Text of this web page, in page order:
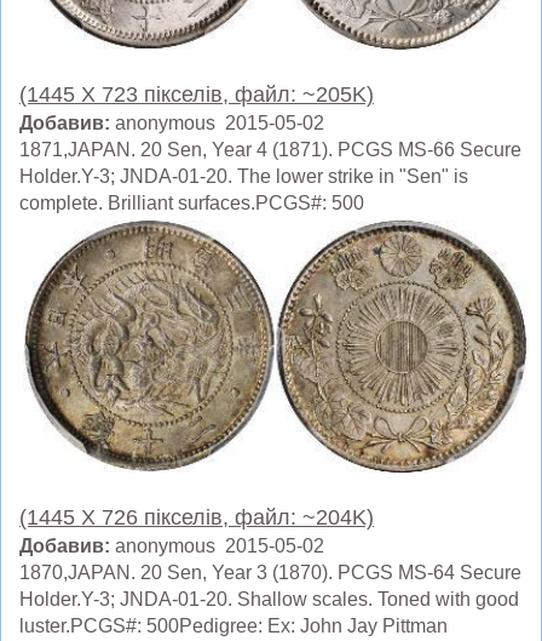
(1445 X 723 пікселів, файл: ~205K)
Добавив: anonymous 2015-05-02
1871,JAPAN. 20 Sen, Year 4 (1871). PCGS MS-66 Secure
Holder.Y-3; JNDA-01-20. The lower strike in "Sen" is
complete. Brilliant surfaces.PCGS#: 500
(1445 X 726 пікселів, файл: ~204K)
Добавив: anonymous 2015-05-02
1870,JAPAN. 20 Sen, Year 3 (1870). PCGS MS-64 Secure
Holder.Y-3; JNDA-01-20. Shallow scales. Toned with good
luster.PCGS#: 500Pedigree: Ex: John Jay Pittman